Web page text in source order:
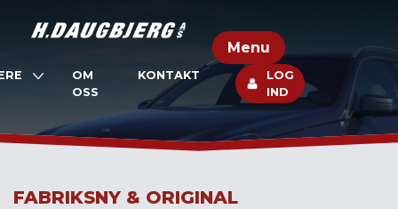
Menu
OM
OSS
KONTAKT
LOG
IND
FABRIKSNY & ORIGINAL